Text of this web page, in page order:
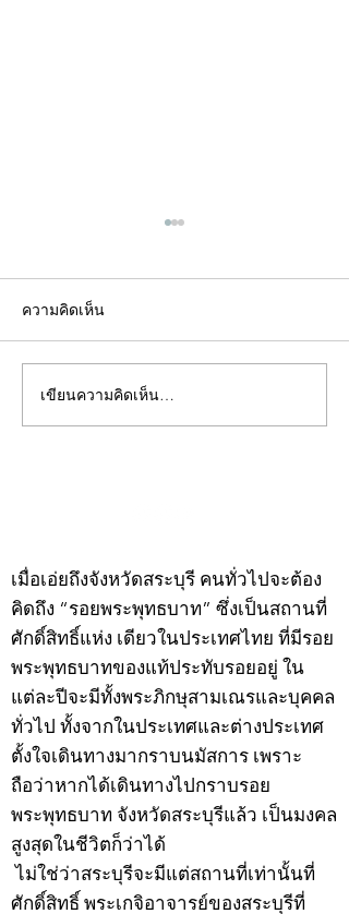
คอลัมน์"จับชีพจรวงการ
พระ"ประจำพุธที่ 29
ความคิดเห็น
เขียนความคิดเห็น…
เมื่อเอ่ยถึงจังหวัดสระบุรี คนทั่วไปจะต้อง
คิดถึง “รอยพระพุทธบาท” ซึ่งเป็นสถานที่
ศักดิ์สิทธิ์แห่ง เดียวในประเทศไทย ที่มีรอย
พระพุทธบาทของแท้ประทับรอยอยู่ ใน
แต่ละปีจะมีทั้งพระภิกษุสามเณรและบุคคล
ทั่วไป ทั้งจากในประเทศและต่างประเทศ
ตั้งใจเดินทางมากราบนมัสการ เพราะ
ถือว่าหากได้เดินทางไปกราบรอย
พระพุทธบาท จังหวัดสระบุรีแล้ว เป็นมงคล
สูงสุดในชีวิตก็ว่าได้
ไม่ใช่ว่าสระบุรีจะมีแต่สถานที่เท่านั้นที่
ศักดิ์สิทธิ์ พระเกจิอาจารย์ของสระบุรีที่